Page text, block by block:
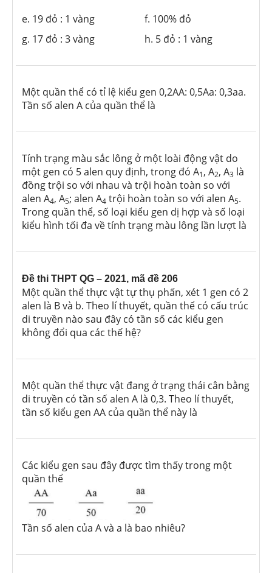
e. 19 đỏ : 1 vàng
f. 100% đỏ
g. 17 đỏ : 3 vàng
h. 5 đỏ : 1 vàng
Một quần thể có tỉ lệ kiểu gen 0,2AA: 0,5Aa: 0,3aa.
Tần số alen A của quần thể là
Tính trạng màu sắc lông ở một loài động vật do
một gen có 5 alen quy định, trong đó A1, A2, A3 là
đồng trội so với nhau và trội hoàn toàn so với
alen A4, A5; alen A4 trội hoàn toàn so với alen A5.
Trong quần thể, số loại kiểu gen dị hợp và số loại
kiểu hình tối đa về tính trạng màu lông lần lượt là
Đề thi THPT QG – 2021, mã đề 206
Một quần thể thực vật tự thụ phấn, xét 1 gen có 2
alen là B và b. Theo lí thuyết, quần thể có cấu trúc
di truyền nào sau đây có tần số các kiểu gen
không đổi qua các thế hệ?
Một quần thể thực vật đang ở trạng thái cân bằng
di truyền có tần số alen A là 0,3. Theo lí thuyết,
tần số kiểu gen AA của quần thể này là
Các kiểu gen sau đây được tìm thấy trong một
quần thể
Tần số alen của A và a là bao nhiêu?